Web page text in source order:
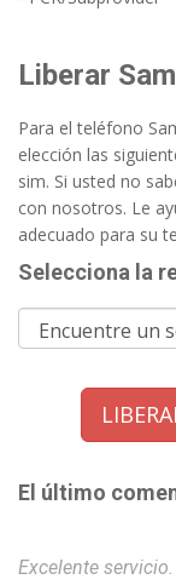
Liberar
Para el teléfono
elección las
sim. Si usted no
con nosotros. Le
adecuado para su
Selecciona la
El último
Excelente